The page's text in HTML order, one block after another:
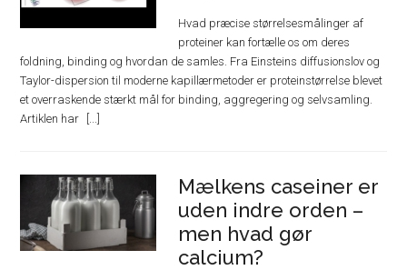
Hvad præcise størrelsesmålinger af
proteiner kan fortælle os om deres
foldning, binding og hvordan de samles. Fra Einsteins diffusionslov og
Taylor-dispersion til moderne kapillærmetoder er proteinstørrelse blevet
et overraskende stærkt mål for binding, aggregering og selvsamling.
Artiklen har
Mælkens caseiner er
uden indre orden –
men hvad gør
calcium?